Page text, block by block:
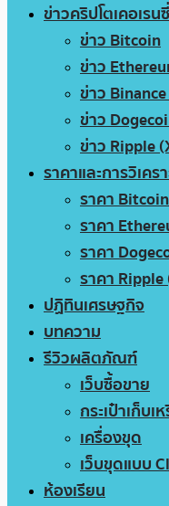
ข่าวคริปโตเคอเรนซี่
ข่าว Bitcoin
ข่าว
ข่าว
ข่าว
ข่าว Ripple
ราคาและการวิเคร
ราคา Bitcoin
ราคา
ราคา
ราคา Ripple
ปฏิทินเศรษฐกิจ
บทความ
รีวิวผลิตภัณฑ์
เว็บซื้อขาย
กระเป๋าเก็บ
เครื่องขุด
เว็บขุดแบบ
ห้องเรียน